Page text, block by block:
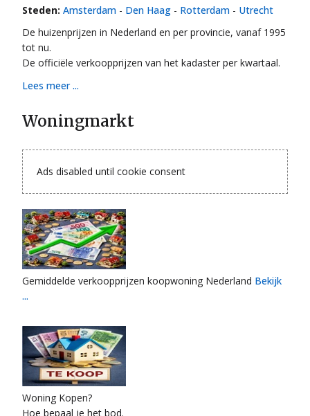
Steden: Amsterdam - Den Haag - Rotterdam - Utrecht
De huizenprijzen in Nederland en per provincie, vanaf 1995
tot nu.
De officiële verkoopprijzen van het kadaster per kwartaal.
Lees meer ...
Woningmarkt
Ads disabled until cookie consent
Gemiddelde verkoopprijzen koopwoning Nederland Bekijk
...
Woning Kopen?
Hoe bepaal je het bod.